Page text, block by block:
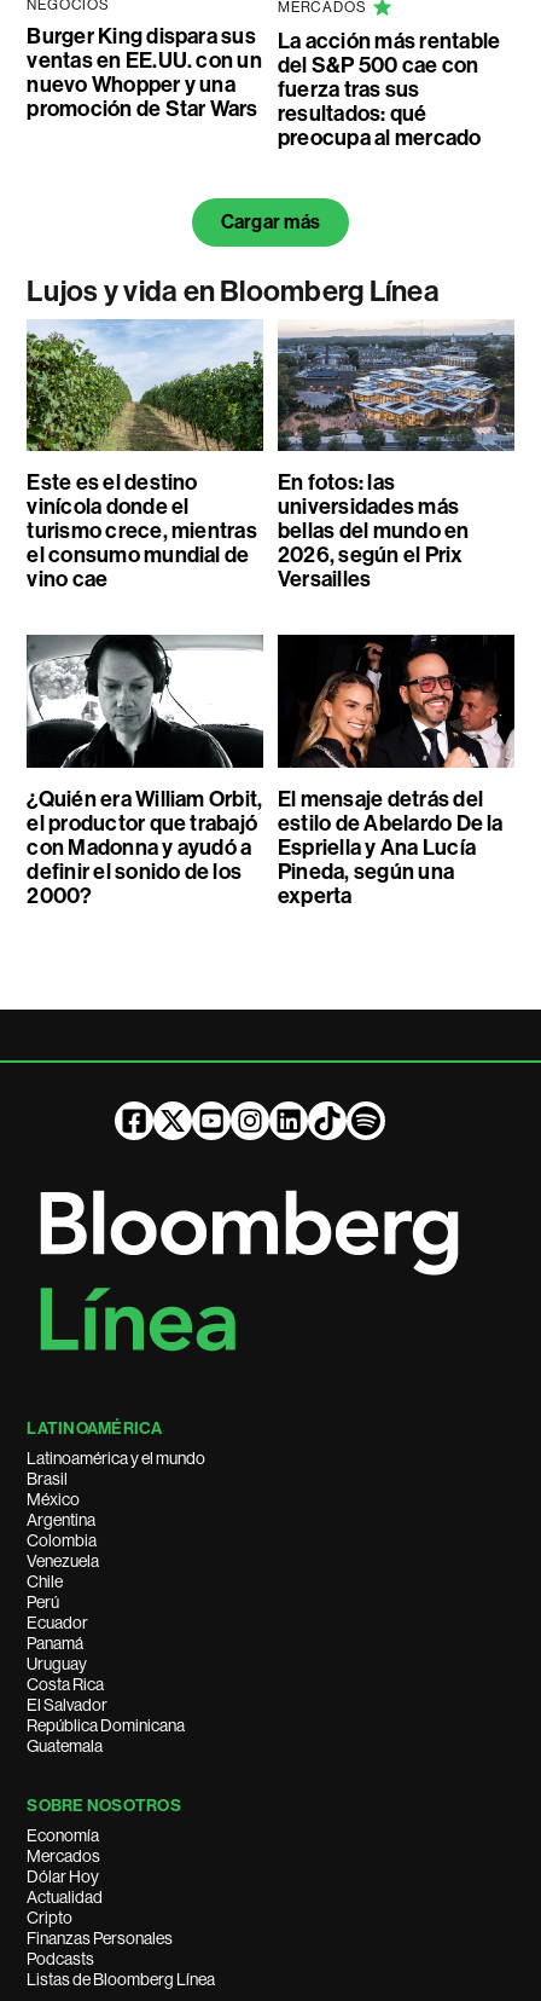
NEGOCIOS
Burger King dispara sus
ventas en EE.UU. con un
nuevo Whopper y una
promoción de Star Wars
MERCADOS
La acción más rentable
del S&P 500 cae con
fuerza tras sus
resultados: qué
preocupa al mercado
Cargar más
Lujos y vida en Bloomberg Línea
Este es el destino
vinícola donde el
turismo crece, mientras
el consumo mundial de
vino cae
En fotos: las
universidades más
bellas del mundo en
2026, según el Prix
Versailles
¿Quién era William Orbit,
el productor que trabajó
con Madonna y ayudó a
definir el sonido de los
2000?
El mensaje detrás del
estilo de Abelardo De la
Espriella y Ana Lucía
Pineda, según una
experta
LATINOAMÉRICA
Latinoamérica y el mundo
Brasil
México
Argentina
Colombia
Venezuela
Chile
Perú
Ecuador
Panamá
Uruguay
Costa Rica
El Salvador
República Dominicana
Guatemala
SOBRE NOSOTROS
Economía
Mercados
Dólar Hoy
Actualidad
Cripto
Finanzas Personales
Podcasts
Listas de Bloomberg Línea